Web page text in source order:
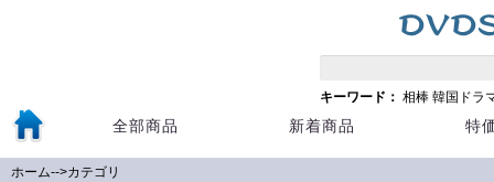
キーワード： 相棒 韓国ドラ
全部商品 新着商品 特
ホーム-->カテゴリ